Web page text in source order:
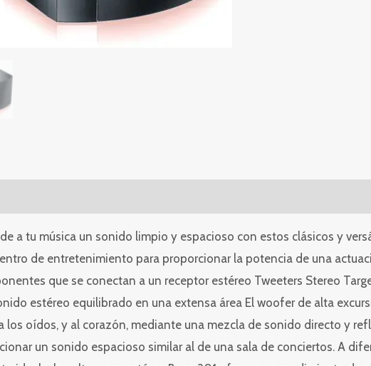
a tu música un sonido limpio y espacioso con estos clásicos y
de entretenimiento para proporcionar la potencia de una
que se conectan a un receptor estéreo Tweeters Stereo
estéreo equilibrado en una extensa área El woofer de alta
los oídos, y al corazón, mediante una mezcla de sonido directo y
un sonido espacioso similar al de una sala de conciertos. A